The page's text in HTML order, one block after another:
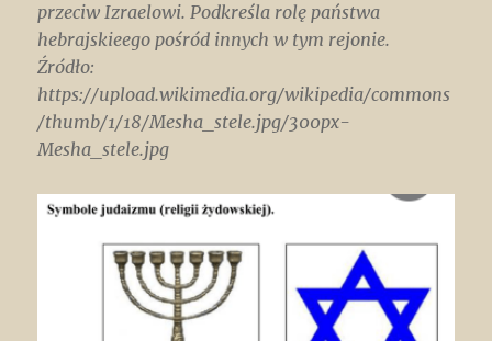
przeciw Izraelowi. Podkreśla rolę państwa
hebrajskieego pośród innych w tym rejonie.
Źródło:
https://upload.wikimedia.org/wikipedia/commons
/thumb/1/18/Mesha_stele.jpg/300px-
Mesha_stele.jpg